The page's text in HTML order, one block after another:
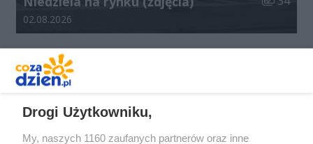
Data dodania galerii:
02.08.2026
Drogi Użytkowniku,
My, naszych 1160 zaufanych partnerów oraz inne